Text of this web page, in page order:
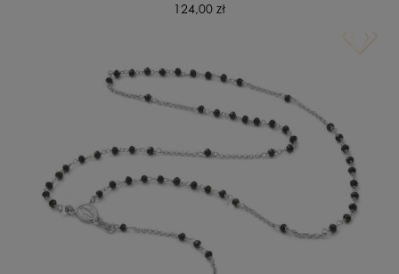
124,00 zł